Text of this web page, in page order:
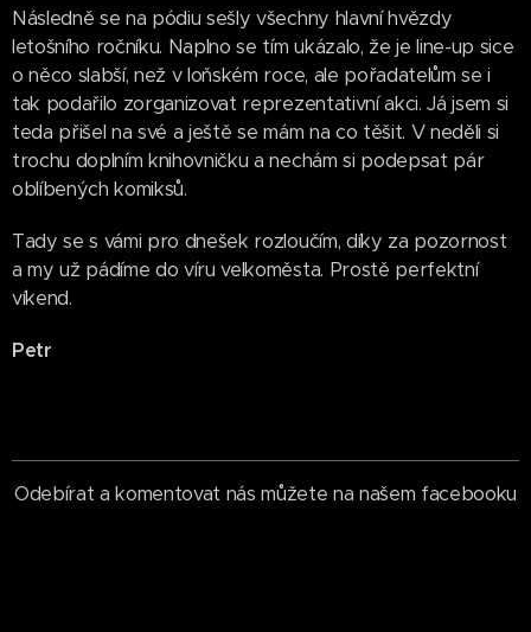
Následně se na pódiu sešly všechny hlavní hvězdy
letošního ročníku. Naplno se tím ukázalo, že je line-up sice
o něco slabší, než v loňském roce, ale pořadatelům se i
tak podařilo zorganizovat reprezentativní akci. Já jsem si
teda přišel na své a ještě se mám na co těšit. V neděli si
trochu doplním knihovničku a nechám si podepsat pár
oblíbených komiksů.
Tady se s vámi pro dnešek rozloučím, díky za pozornost
a my už pádíme do víru velkoměsta. Prostě perfektní
víkend.
Petr
Odebírat a komentovat nás můžete na našem facebooku